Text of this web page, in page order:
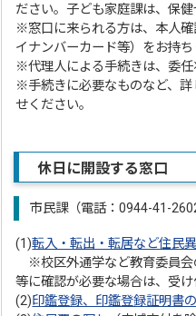
ださい。子ども家庭課は、保
※窓口に来られる方は、本人
イナンバーカード等）をお持ち
※代理人による手続きは、委任
※手続きに必要なものなど、
せください。
休日に 開設する窓口
市民課（電話：0944-41-
(1)転入・転出・転居など住民
※校区外通学など教育委員会
等に確認が必要な場合は、受け
(2)印鑑登録、印鑑登録証明書